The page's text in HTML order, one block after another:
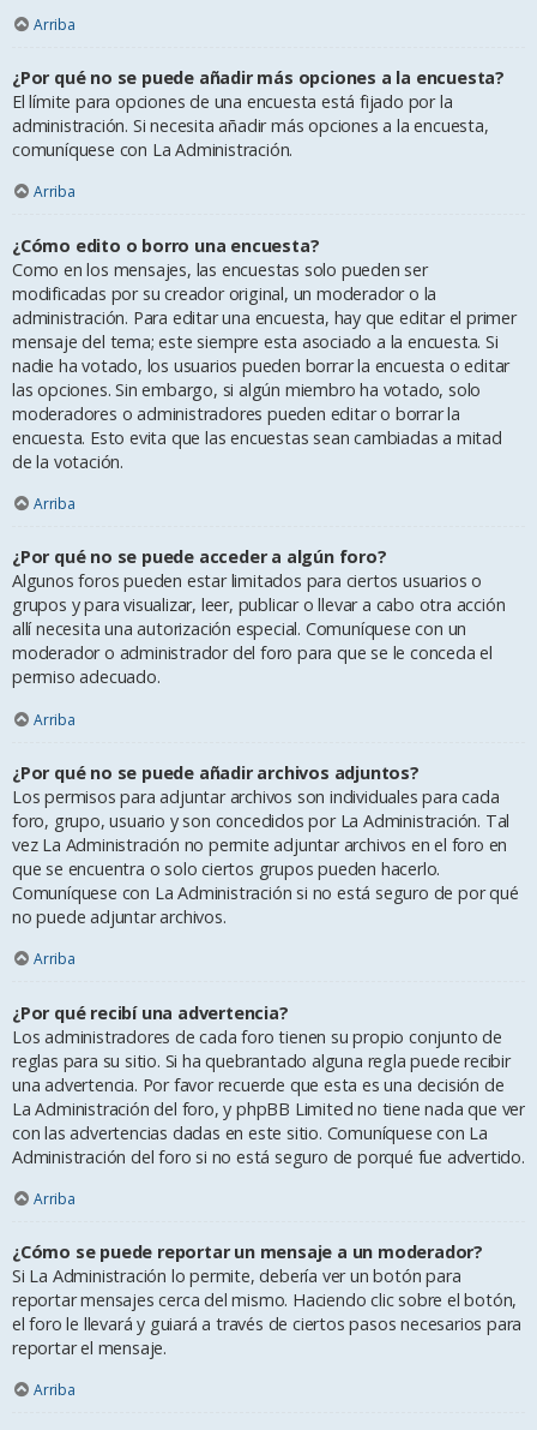
Arriba
¿Por qué no se puede añadir más opciones a la encuesta?
El límite para opciones de una encuesta está fijado por la
administración. Si necesita añadir más opciones a la encuesta,
comuníquese con La Administración.
Arriba
¿Cómo edito o borro una encuesta?
Como en los mensajes, las encuestas solo pueden ser
modificadas por su creador original, un moderador o la
administración. Para editar una encuesta, hay que editar el primer
mensaje del tema; este siempre esta asociado a la encuesta. Si
nadie ha votado, los usuarios pueden borrar la encuesta o editar
las opciones. Sin embargo, si algún miembro ha votado, solo
moderadores o administradores pueden editar o borrar la
encuesta. Esto evita que las encuestas sean cambiadas a mitad
de la votación.
Arriba
¿Por qué no se puede acceder a algún foro?
Algunos foros pueden estar limitados para ciertos usuarios o
grupos y para visualizar, leer, publicar o llevar a cabo otra acción
allí necesita una autorización especial. Comuníquese con un
moderador o administrador del foro para que se le conceda el
permiso adecuado.
Arriba
¿Por qué no se puede añadir archivos adjuntos?
Los permisos para adjuntar archivos son individuales para cada
foro, grupo, usuario y son concedidos por La Administración. Tal
vez La Administración no permite adjuntar archivos en el foro en
que se encuentra o solo ciertos grupos pueden hacerlo.
Comuníquese con La Administración si no está seguro de por qué
no puede adjuntar archivos.
Arriba
¿Por qué recibí una advertencia?
Los administradores de cada foro tienen su propio conjunto de
reglas para su sitio. Si ha quebrantado alguna regla puede recibir
una advertencia. Por favor recuerde que esta es una decisión de
La Administración del foro, y phpBB Limited no tiene nada que ver
con las advertencias dadas en este sitio. Comuníquese con La
Administración del foro si no está seguro de porqué fue advertido.
Arriba
¿Cómo se puede reportar un mensaje a un moderador?
Si La Administración lo permite, debería ver un botón para
reportar mensajes cerca del mismo. Haciendo clic sobre el botón,
el foro le llevará y guiará a través de ciertos pasos necesarios para
reportar el mensaje.
Arriba